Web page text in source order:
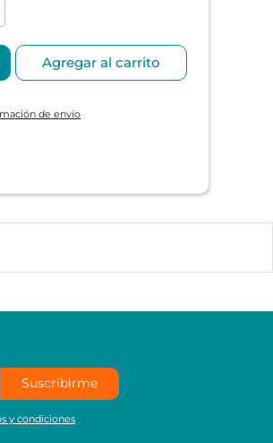
Agregar al carrito
de envío
Suscribirme
y condiciones